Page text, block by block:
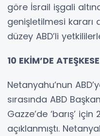
göre İsrail işgali
genişletilmesi kararı
düzey ABD’li
10 EKİM’DE
Netanyahu’nun
sırasında ABD
Gazze’de ‘barış’
açıklanmıştı.